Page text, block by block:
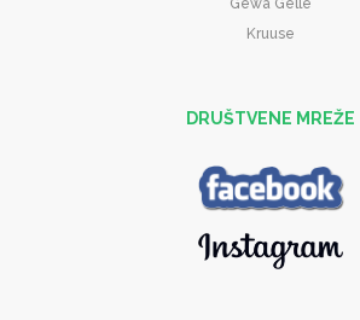
Gewa Gelle
Kruuse
DRUŠTVENE MREŽE